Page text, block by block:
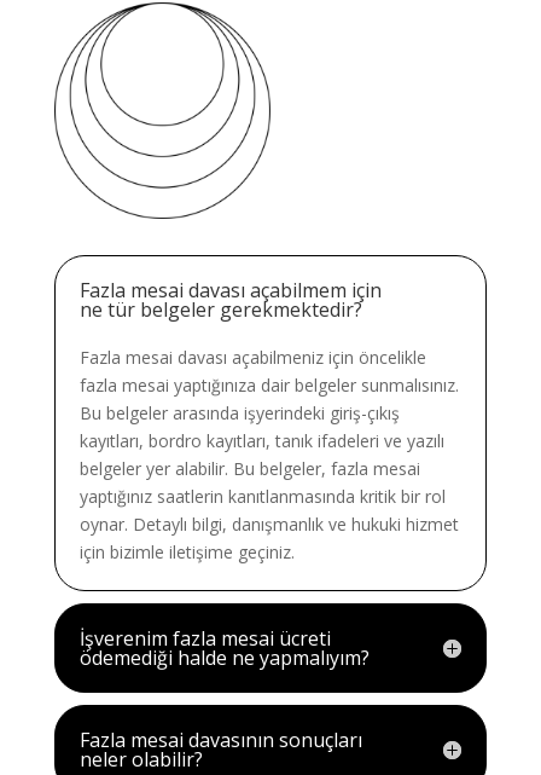
Fazla mesai davası açabilmem için
ne tür belgeler gerekmektedir?
Fazla mesai davası açabilmeniz için öncelikle
fazla mesai yaptığınıza dair belgeler sunmalısınız.
Bu belgeler arasında işyerindeki giriş-çıkış
kayıtları, bordro kayıtları, tanık ifadeleri ve yazılı
belgeler yer alabilir. Bu belgeler, fazla mesai
yaptığınız saatlerin kanıtlanmasında kritik bir rol
oynar. Detaylı bilgi, danışmanlık ve hukuki hizmet
için bizimle iletişime geçiniz.
İşverenim fazla mesai ücreti
ödemediği halde ne yapmalıyım?
Fazla mesai davasının sonuçları
neler olabilir?